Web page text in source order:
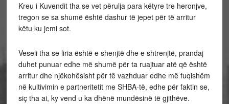
Kreu i Kuvendit tha se vet përulja para këtyre tre heronjve,
tregon se sa shumë është dashur të jepet për të arritur
këtu ku jemi sot.
Veseli tha se liria është e shenjtë dhe e shtrenjtë, prandaj
duhet punuar edhe më shumë për ta ruajtuar atë që është
arritur dhe njëkohësisht për të vazhduar edhe më fuqishëm
në kultivimin e partneritetit me SHBA-të, edhe për faktin se,
siç tha ai, ky vend u ka dhënë mundësinë të gjithëve.